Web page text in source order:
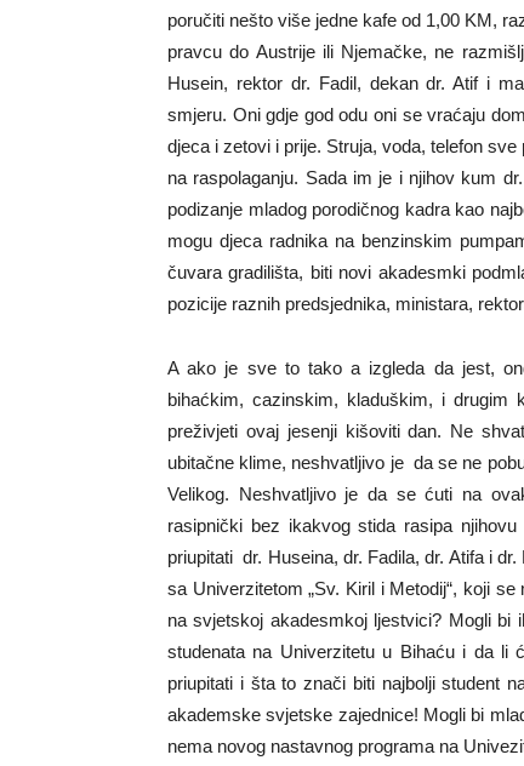
poručiti nešto više jedne kafe od 1,00 KM,
pravcu do Austrije ili Njemačke, ne
Husein, rektor dr. Fadil, dekan dr. Atif i
smjeru. Oni gdje god odu oni se vraćaju
djeca i zetovi i prije. Struja, voda, telefon
na raspolaganju. Sada im je i njihov kum
podizanje mladog porodičnog kadra kao
mogu djeca radnika na benzinskim
čuvara gradilišta, biti novi akadesmki
pozicije raznih predsjednika, ministara,
A ako je sve to tako a izgleda da jest,
bihaćkim, cazinskim, kladuškim, i drugim
preživjeti ovaj jesenji kišoviti dan. Ne
ubitačne klime, neshvatljivo je da se ne
Velikog. Neshvatljivo je da se ćuti na
rasipnički bez ikakvog stida rasipa
priupitati dr. Huseina, dr. Fadila, dr. Atifa i
sa Univerzitetom „Sv. Kiril i Metodij“, koji
na svjetskoj akadesmkoj ljestvici? Mogli bi
studenata na Univerzitetu u Bihaću i da li
priupitati i šta to znači biti najbolji student
akademske svjetske zajednice! Mogli bi
nema novog nastavnog programa na